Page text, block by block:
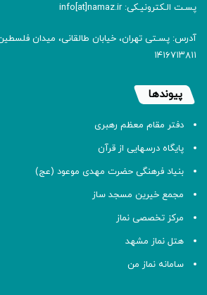
پسـت الـکترونیـکی: info[at]namaz.ir
۱۴۱۶۷۱۳۸۱۱
پیوندها
دفتر مقام معظم رهبری
پایگاه درسهایی از قرآن
بنیاد فرهنگی حضرت مهدی موعود (عج)
مجمع خیرین مسجد ساز
مرکز تخصصی نماز
هتل نماز مشهد
سامانه نماز من